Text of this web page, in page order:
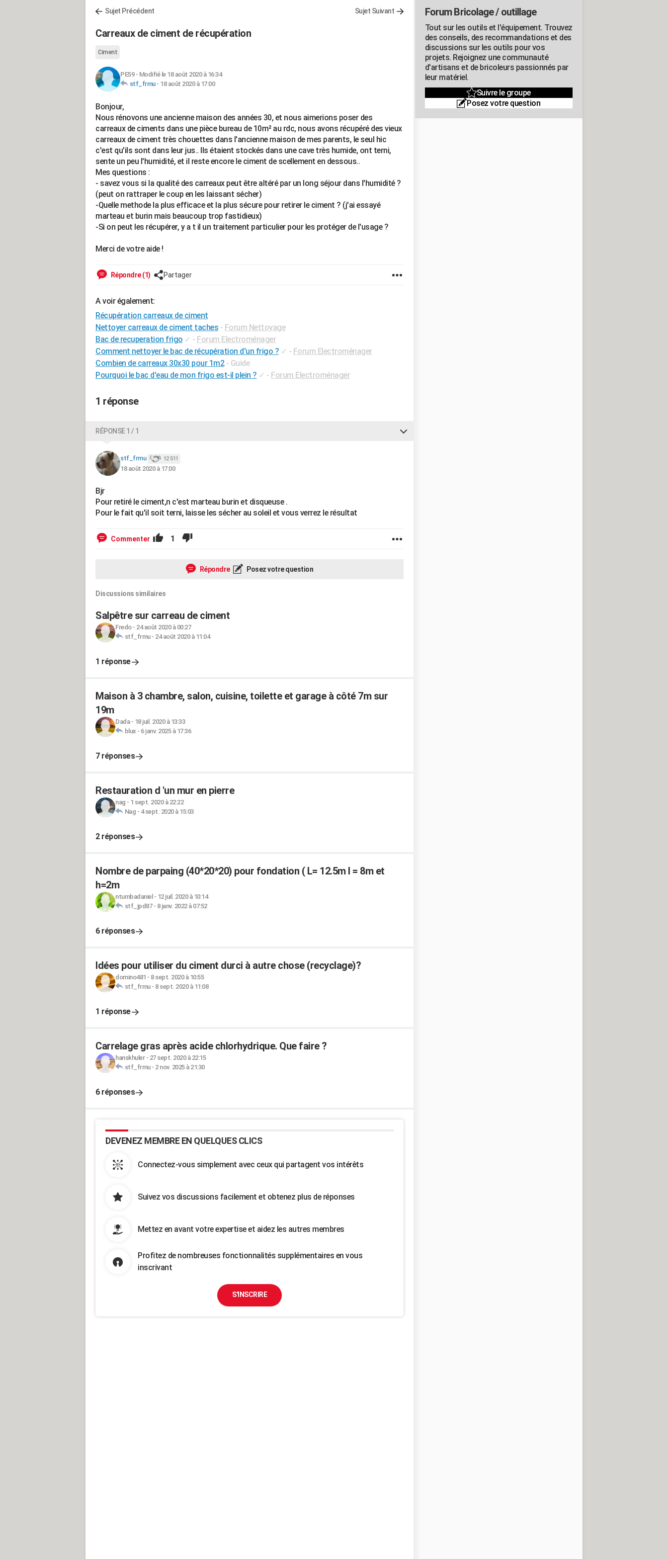
Sujet Précédent Sujet Suivant
Carreaux de ciment de récupération
Ciment
PE59- Modifié le 18 août 2020 à 16:34
stf_frmu- 18 août 2020 à 17:00
Bonjour,
Nous rénovons une ancienne maison des années 30, et nous aimerions poser des
carreaux de ciments dans une pièce bureau de 10m² au rdc, nous avons récupéré des vieux
carreaux de ciment très chouettes dans l'ancienne maison de mes parents, le seul hic
c'est qu'ils sont dans leur jus.. Ils étaient stockés dans une cave très humide, ont terni,
sente un peu l'humidité, et il reste encore le ciment de scellement en dessous..
Mes questions :
- savez vous si la qualité des carreaux peut être altéré par un long séjour dans l'humidité ?
(peut on rattraper le coup en les laissant sécher)
-Quelle methode la plus efficace et la plus sécure pour retirer le ciment ? (j'ai essayé
marteau et burin mais beaucoup trop fastidieux)
-Si on peut les récupérer, y a t il un traitement particulier pour les protéger de l'usage ?
Merci de votre aide !
Répondre (1) Partager
A voir également:
Récupération carreaux de ciment
Nettoyer carreaux de ciment taches - Forum Nettoyage
Bac de recuperation frigo ✓ - Forum Electroménager
Comment nettoyer le bac de récupération d'un frigo ? ✓ - Forum Electroménager
Combien de carreaux 30x30 pour 1m2 - Guide
Pourquoi le bac d'eau de mon frigo est-il plein ? ✓ - Forum Electroménager
1 réponse
RÉPONSE 1 / 1
stf_frmu 12 511
18 août 2020 à 17:00
Bjr
Pour retiré le ciment,n c'est marteau burin et disqueuse .
Pour le fait qu'il soit terni, laisse les sécher au soleil et vous verrez le résultat
Commenter 1
Répondre Posez votre question
Discussions similaires
Salpêtre sur carreau de ciment
Fredo- 24 août 2020 à 00:27
stf_frmu- 24 août 2020 à 11:04
1 réponse
Maison à 3 chambre, salon, cuisine, toilette et garage à côté 7m sur
19m
Dada- 18 juil. 2020 à 13:33
blux - 6 janv. 2025 à 17:36
7 réponses
Restauration d 'un mur en pierre
nag - 1 sept. 2020 à 22:22
Nag - 4 sept. 2020 à 15:03
2 réponses
Nombre de parpaing (40*20*20) pour fondation ( L= 12.5m l = 8m et
h=2m
ntumbadaniel - 12 juil. 2020 à 10:14
stf_jpd87- 8 janv. 2022 à 07:52
6 réponses
Idées pour utiliser du ciment durci à autre chose (recyclage)?
domino481 - 8 sept. 2020 à 10:55
stf_frmu- 8 sept. 2020 à 11:08
1 réponse
Carrelage gras après acide chlorhydrique. Que faire ?
hanskhuler- 27 sept. 2020 à 22:15
stf_frmu- 2 nov. 2025 à 21:30
6 réponses
DEVENEZ MEMBRE EN QUELQUES CLICS
Connectez-vous simplement avec ceux qui partagent vos intérêts
Suivez vos discussions facilement et obtenez plus de réponses
Mettez en avant votre expertise et aidez les autres membres
Profitez de nombreuses fonctionnalités supplémentaires en vous
inscrivant
S'INSCRIRE
Forum Bricolage / outillage
Tout sur les outils et l'équipement. Trouvez
des conseils, des recommandations et des
discussions sur les outils pour vos
projets. Rejoignez une communauté
d'artisans et de bricoleurs passionnés par
leur matériel.
Suivre le groupe
Posez votre question